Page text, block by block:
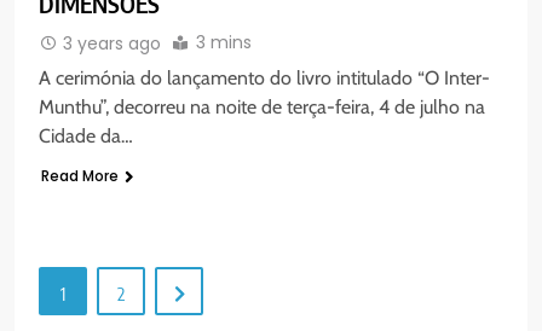
JUNHO DE 2026
PORTUGUÊS
2
3 years ago 3 mins
A cerimónia do lançamento do livro intitulado “O Inter-
Munthu”, decorreu na noite de terça-feira, 4 de julho na
Cidade da…
Read More
1 2